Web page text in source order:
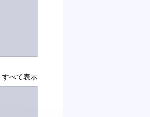
すべて表示